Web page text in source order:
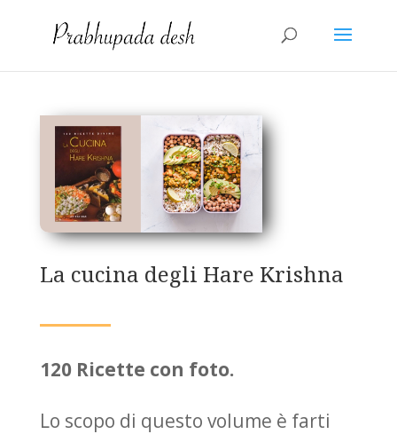
La cucina degli Hare Krishna
120 Ricette con foto.
Lo scopo di questo volume è farti